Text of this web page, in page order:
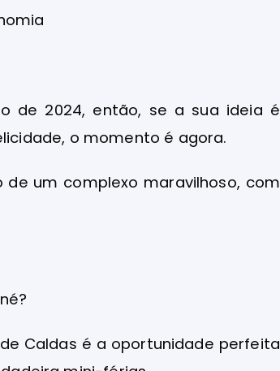
de 2024, então, se a sua ideia é
o momento é agora.
um complexo maravilhoso, com
Caldas é a oportunidade perfeita